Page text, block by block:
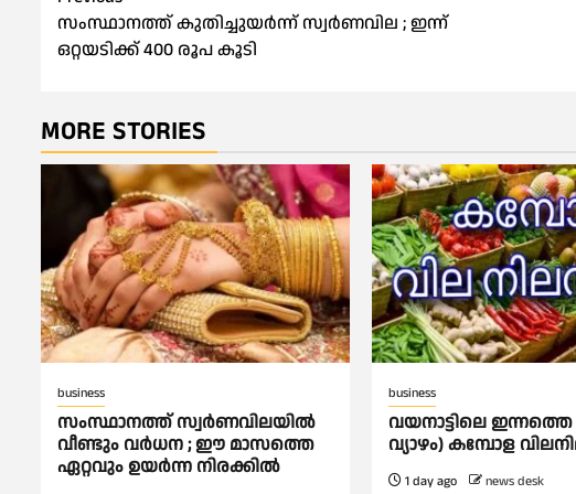
navigation
സംസ്ഥാനത്ത് കുതിച്ചുയർന്ന് സ്വര്‍ണവില ; ഇന്ന്
ഒറ്റയടിക്ക് 400 രൂപ കൂടി
MORE STORIES
business
സംസ്ഥാനത്ത് സ്വര്‍ണവിലയില്‍
വീണ്ടും വര്‍ധന ; ഈ മാസത്തെ
ഏറ്റവും ഉയര്‍ന്ന നിരക്കില്‍
business
വയനാട്ടിലെ ഇന്നത്തെ
വ്യാഴം) കമ്പോള
1 day ago news desk